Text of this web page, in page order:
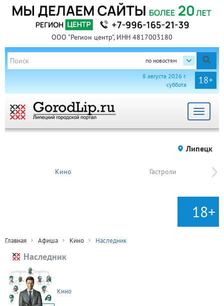
ООО "Регион центр", ИНН 4817003180
по новостям
18+
8 августа 2026 г.
суббота
Toggle
Липецк
Кино Гастроли
18+
Главная Афиша Кино Наследник
Наследник
Кино